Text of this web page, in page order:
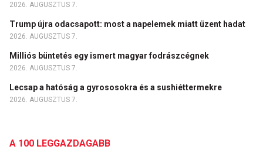
2026. AUGUSZTUS 7.
Trump újra odacsapott: most a napelemek miatt üzent hadat
2026. AUGUSZTUS 7.
Milliós büntetés egy ismert magyar fodrászcégnek
2026. AUGUSZTUS 7.
Lecsap a hatóság a gyrososokra és a sushiéttermekre
2026. AUGUSZTUS 7.
A 100 LEGGAZDAGABB